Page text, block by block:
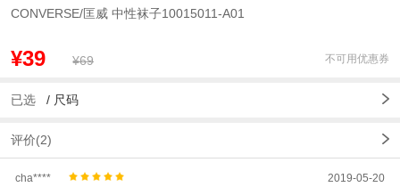
CONVERSE/匡威 中性袜子10015011-A01
¥39 ¥69 不可用优惠券
已选 / 尺码
评价(2)
cha**** 2019-05-20